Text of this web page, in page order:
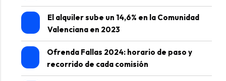
El alquiler sube un 14,6% en la Comunidad
Valenciana en 2023
Ofrenda Fallas 2024: horario de paso y
recorrido de cada comisión